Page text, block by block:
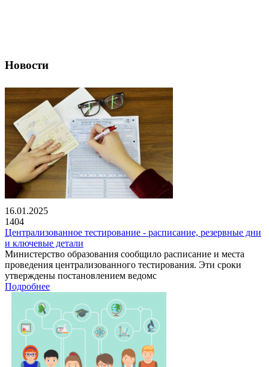
Новости
16.01.2025
1404
Централизованное тестирование - расписание, резервные дни
и ключевые детали
Министерство образования сообщило расписание и места
проведения централизованного тестирования. Эти сроки
утверждены постановлением ведомс
Подробнее